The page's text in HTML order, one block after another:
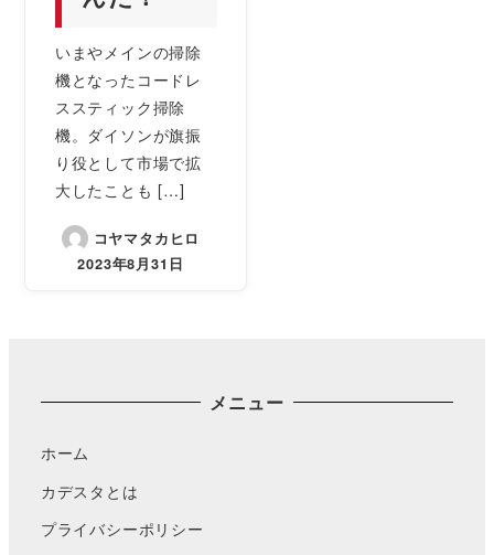
いまやメインの掃除
機となったコードレ
ススティック掃除
機。ダイソンが旗振
り役として市場で拡
大したことも […]
コヤマタカヒロ
2023年8月31日
メニュー
ホーム
カデスタとは
プライバシーポリシー